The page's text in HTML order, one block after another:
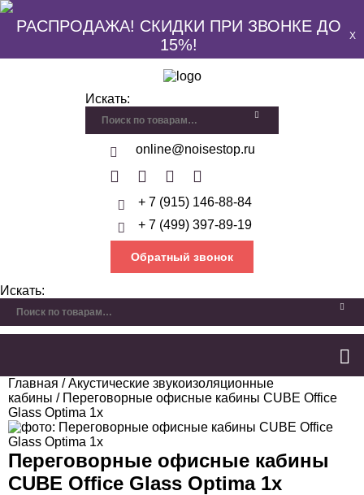
РАСПРОДАЖА! СКИДКИ ПРИ ЗВОНКЕ ДО
15%!
X
Искать:
online@noisestop.ru
+ 7 (915) 146-88-84
+ 7 (499) 397-89-19
Обратный звонок
Искать:
Главная /Акустические звукоизоляционные
кабины / Переговорные офисные кабины CUBE Office
Glass Optima 1x
Переговорные офисные кабины
CUBE Office Glass Optima 1x